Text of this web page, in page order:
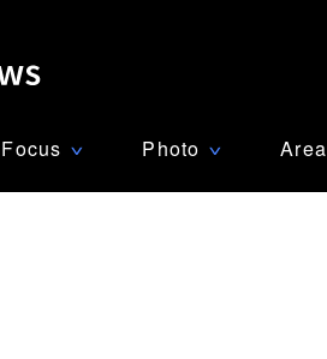
Focus ∨ Photo ∨ Area